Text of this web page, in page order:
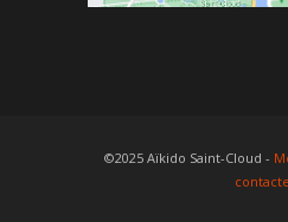
©2025 Aïkido Saint-Cloud -